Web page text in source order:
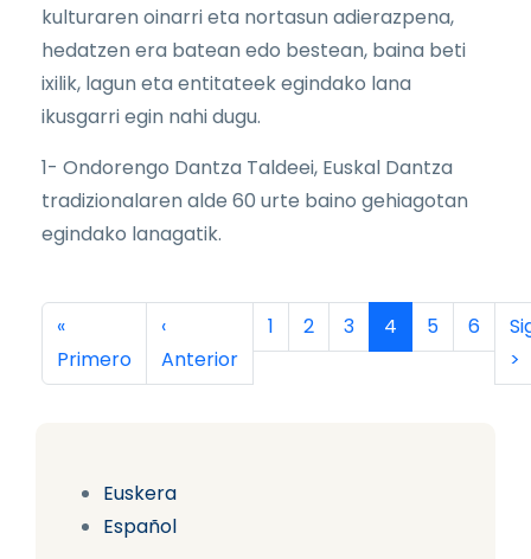
Euskera
Español
kulturaren oinarri eta nortasun adierazpena,
hedatzen era batean edo bestean, baina beti
ixilik, lagun eta entitateek egindako lana
ikusgarri egin nahi dugu.
1- Ondorengo Dantza Taldeei, Euskal Dantza
tradizionalaren alde 60 urte baino gehiagotan
egindako lanagatik.
Paginación
Primera página
«
Primero
Página anterior
‹
Anterior
Página
1 Página
2 Página
3 Página actual
4 Página
5 Página
6
>